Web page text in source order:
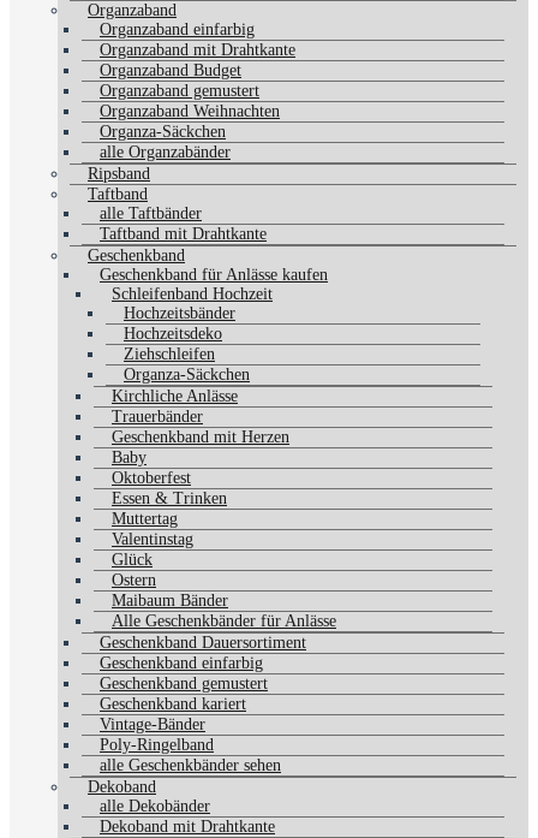
Organzaband
Organzaband einfarbig
Organzaband mit Drahtkante
Organzaband Budget
Organzaband gemustert
Organzaband Weihnachten
Organza-Säckchen
alle Organzabänder
Ripsband
Taftband
alle Taftbänder
Taftband mit Drahtkante
Geschenkband
Geschenkband für Anlässe kaufen
Schleifenband Hochzeit
Hochzeitsbänder
Hochzeitsdeko
Ziehschleifen
Organza-Säckchen
Kirchliche Anlässe
Trauerbänder
Geschenkband mit Herzen
Baby
Oktoberfest
Essen & Trinken
Muttertag
Valentinstag
Glück
Ostern
Maibaum Bänder
Alle Geschenkbänder für Anlässe
Geschenkband Dauersortiment
Geschenkband einfarbig
Geschenkband gemustert
Geschenkband kariert
Vintage-Bänder
Poly-Ringelband
alle Geschenkbänder sehen
Dekoband
alle Dekobänder
Dekoband mit Drahtkante